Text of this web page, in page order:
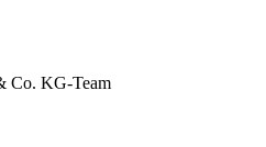
Co. KG-Team